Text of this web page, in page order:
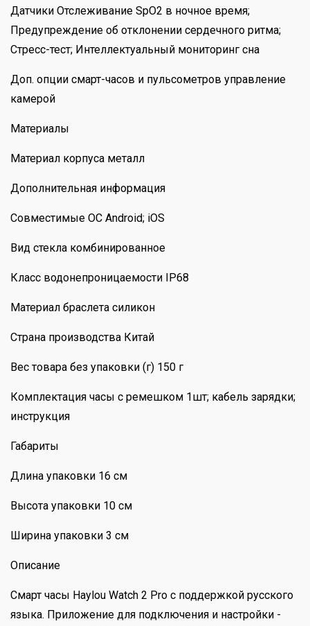
Датчики Отслеживание SpO2 в ночное время;
Предупреждение об отклонении сердечного ритма;
Стресс-тест; Интеллектуальный мониторинг сна
Доп. опции смарт-часов и пульсометров управление
камерой
Материалы
Материал корпуса металл
Дополнительная информация
Совместимые ОС Android; iOS
Вид стекла комбинированное
Класс водонепроницаемости IP68
Материал браслета силикон
Страна производства Китай
Вес товара без упаковки (г) 150 г
Комплектация часы с ремешком 1шт; кабель зарядки;
инструкция
Габариты
Длина упаковки 16 см
Высота упаковки 10 см
Ширина упаковки 3 см
Описание
Смарт часы Haylou Watch 2 Pro с поддержкой русского
языка. Приложение для подключения и настройки -